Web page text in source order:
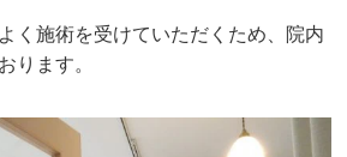
く施術を受けていただくため、院内
ります。